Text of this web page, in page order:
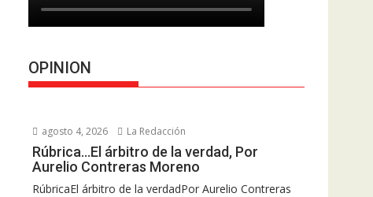
OPINION
agosto 4, 2026 La Redacción
Rúbrica…El árbitro de la verdad, Por
Aurelio Contreras Moreno
RúbricaEl árbitro de la verdadPor Aurelio Contreras